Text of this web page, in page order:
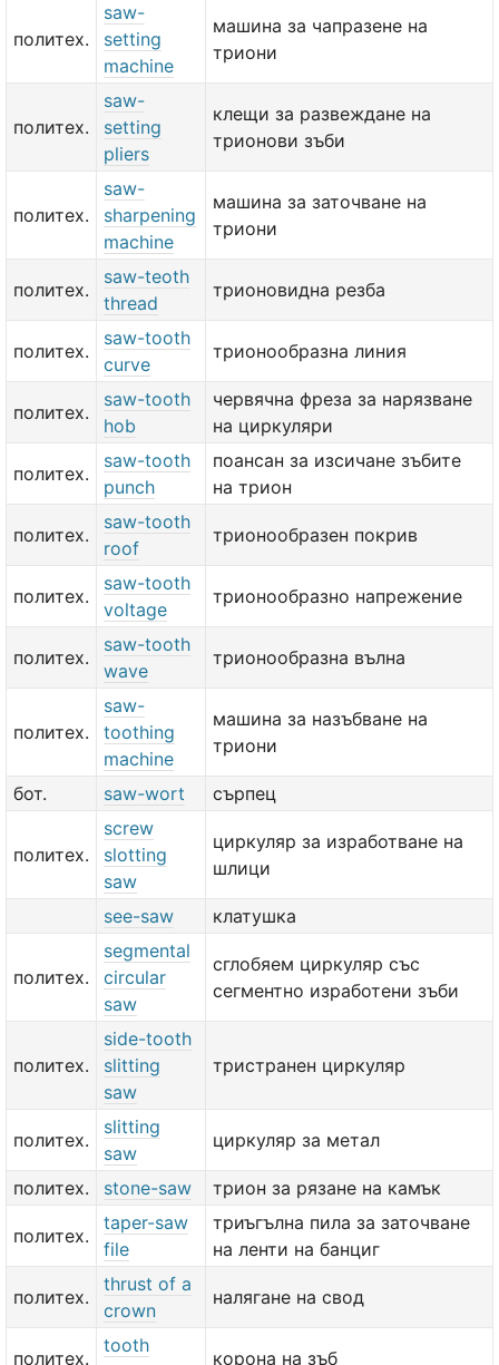
политех.
saw-
setting
machine
машина за чапразене на
триони
политех.
saw-
setting
pliers
клещи за развеждане на
трионови зъби
политех.
saw-
sharpening
machine
машина за заточване на
триони
политех.
saw-teoth
thread
трионовидна резба
политех.
saw-tooth
curve
трионообразна линия
политех.
saw-tooth
hob
червячна фреза за нарязване
на циркуляри
политех.
saw-tooth
punch
поансан за изсичане зъбите
на трион
политех.
saw-tooth
roof
трионообразен покрив
политех.
saw-tooth
voltage
трионообразно напрежение
политех.
saw-tooth
wave
трионообразна вълна
политех.
saw-
toothing
machine
машина за назъбване на
триони
бот. saw-wort сърпец
политех.
screw
slotting
saw
циркуляр за изработване на
шлици
see-saw клатушка
политех.
segmental
circular
saw
сглобяем циркуляр със
сегментно изработени зъби
политех.
side-tooth
slitting
saw
тристранен циркуляр
политех.
slitting
saw
циркуляр за метал
политех. stone-saw трион за рязане на камък
политех.
taper-saw
file
триъгълна пила за заточване
на ленти на банциг
политех.
thrust of a
crown
налягане на свод
политех.
tooth
корона на зъб